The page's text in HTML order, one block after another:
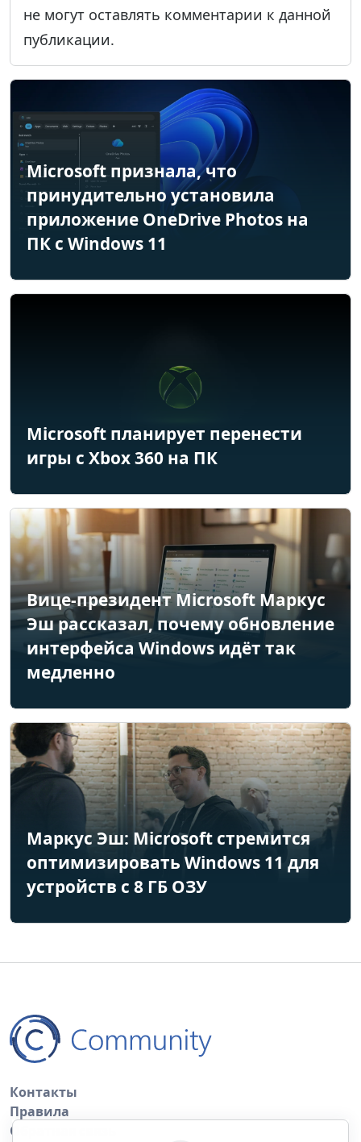
не могут оставлять комментарии к данной
публикации.
Microsoft признала, что
принудительно установила
приложение OneDrive Photos на
ПК с Windows 11
Microsoft планирует перенести
игры с Xbox 360 на ПК
Вице-президент Microsoft Маркус
Эш рассказал, почему обновление
интерфейса Windows идёт так
медленно
Маркус Эш: Microsoft стремится
оптимизировать Windows 11 для
устройств с 8 ГБ ОЗУ
Контакты
Правила
Обратная связь